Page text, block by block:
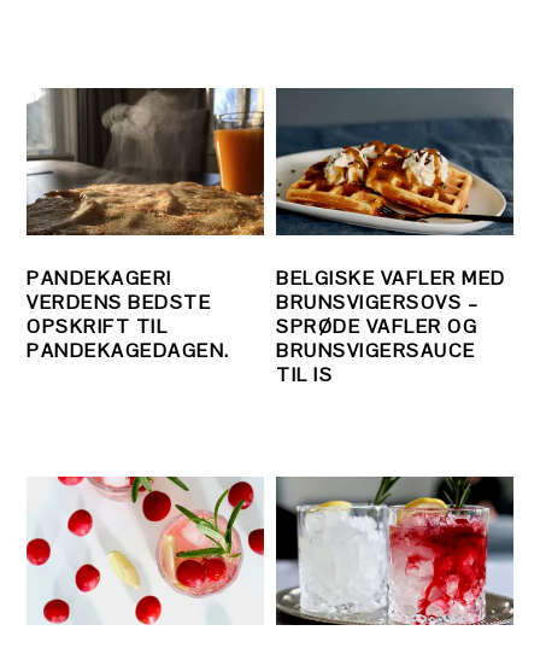
PANDEKAGER!
VERDENS BEDSTE
OPSKRIFT TIL
PANDEKAGEDAGEN.
BELGISKE VAFLER MED
BRUNSVIGERSOVS –
SPRØDE VAFLER OG
BRUNSVIGERSAUCE
TIL IS